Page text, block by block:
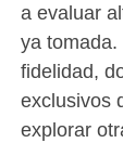
a evaluar
ya
fidelidad,
exclusivos
explorar